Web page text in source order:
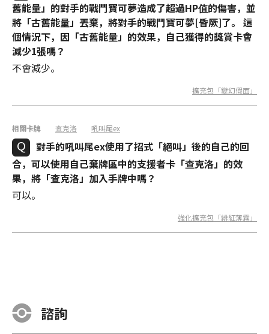
舊能量」的對手的戰鬥寶可夢造成了超過HP值的傷害，並
將「古舊能量」丟棄，將對手的戰鬥寶可夢[昏厥]了。 這
個情況下，因「古舊能量」的效果，自己獲得的獎賞卡會
減少1張嗎？
不會減少。
擴充包「變幻假面」
相關卡牌 查克洛 吼叫尾ex
對手的吼叫尾ex使用了招式「絕叫」後的自己的回
合，可以使用自己棄牌區中的支援者卡「查克洛」的效
果，將「查克洛」加入手牌中嗎？
可以。
強化擴充包「緋紅薄霧」
諮詢